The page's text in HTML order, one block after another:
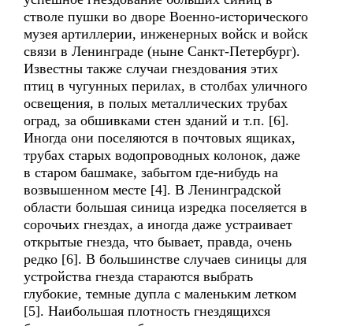
стволе пушки во дворе Военно-исторического
музея артиллерии, инженерных войск и войск
связи в Ленинграде (ныне Санкт-Петербург).
Известны также случаи гнездования этих
птиц в чугунных перилах, в столбах уличного
освещения, в полых металлических трубах
оград, за обшивками стен зданий и т.п. [6].
Иногда они поселяются в почтовых ящиках,
трубах старых водопроводных колонок, даже
в старом башмаке, забытом где-нибудь на
возвышенном месте [4]. В Ленинградской
области большая синица изредка поселяется в
сорочьих гнездах, а иногда даже устраивает
открытые гнезда, что бывает, правда, очень
редко [6]. В большинстве случаев синицы для
устройства гнезда стараются выбрать
глубокие, темные дупла с маленьким летком
[5]. Наибольшая плотность гнездящихся